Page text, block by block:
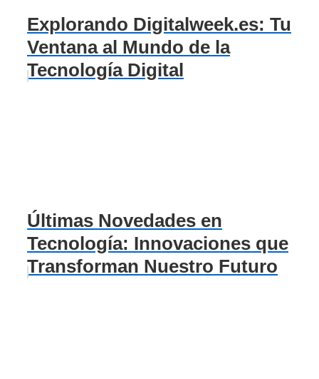
Explorando Digitalweek.es: Tu
Ventana al Mundo de la
Tecnología Digital
Últimas Novedades en
Tecnología: Innovaciones que
Transforman Nuestro Futuro